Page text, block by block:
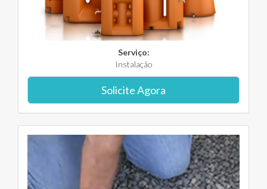
Serviço:
Instalação
Solicite Agora